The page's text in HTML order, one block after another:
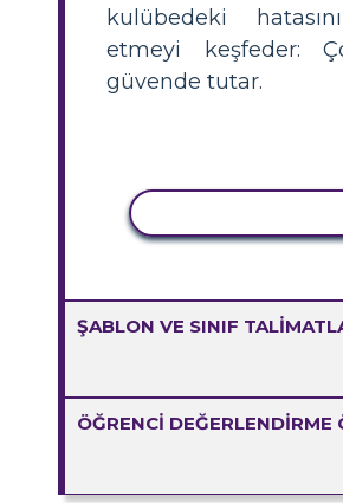
kulübedeki
etmeyi keşfeder:
güvende tutar.
ŞABLON VE SINIF
ÖĞRENCI DEĞERLENDIRME